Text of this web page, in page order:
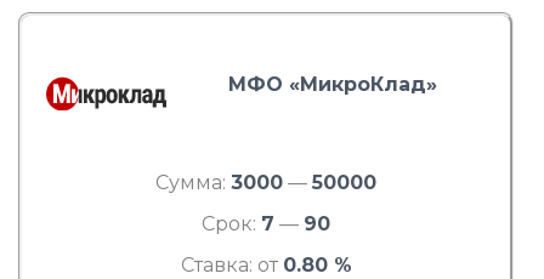
МФО «МикроКлад»
Сумма: 3000 — 50000
Срок: 7 — 90
Ставка: от 0.80 %